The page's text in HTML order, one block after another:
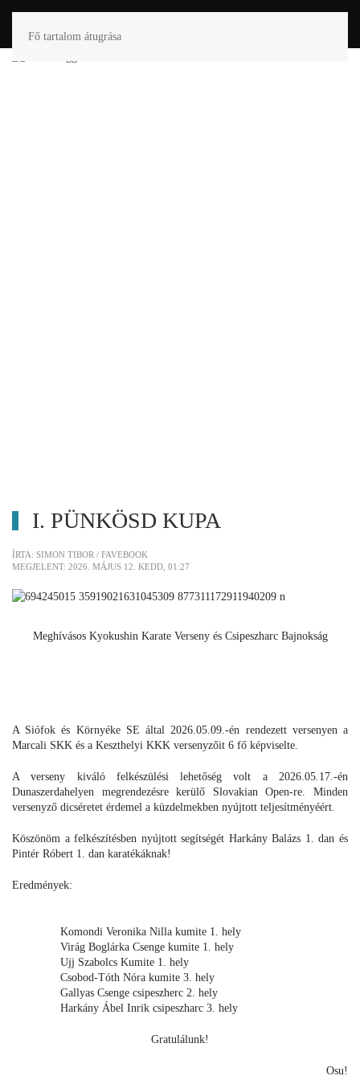
Fő tartalom átugrása
I. PÜNKÖSD KUPA
ÍRTA: SIMON TIBOR / FAVEBOOK
MEGJELENT: 2026. MÁJUS 12. KEDD, 01:27
Meghívásos Kyokushin Karate Verseny és Csipeszharc Bajnokság
A Siófok és Környéke SE által 2026.05.09.-én rendezett versenyen a
Marcali SKK és a Keszthelyi KKK versenyzőit 6 fő képviselte.
A verseny kiváló felkészülési lehetőség volt a 2026.05.17.-én
Dunaszerdahelyen megrendezésre kerülő Slovakian Open-re. Minden
versenyző dicséretet érdemel a küzdelmekben nyújtott teljesítményéért.
Köszönöm a felkészítésben nyújtott segítségét Harkány Balázs 1. dan és
Pintér Róbert 1. dan karatékáknak!
Eredmények:
Komondi Veronika Nilla kumite 1. hely
Virág Boglárka Csenge kumite 1. hely
Ujj Szabolcs Kumite 1. hely
Csobod-Tóth Nóra kumite 3. hely
Gallyas Csenge csipeszherc 2. hely
Harkány Ábel Inrik csipeszharc 3. hely
Gratulálunk!
Osu!